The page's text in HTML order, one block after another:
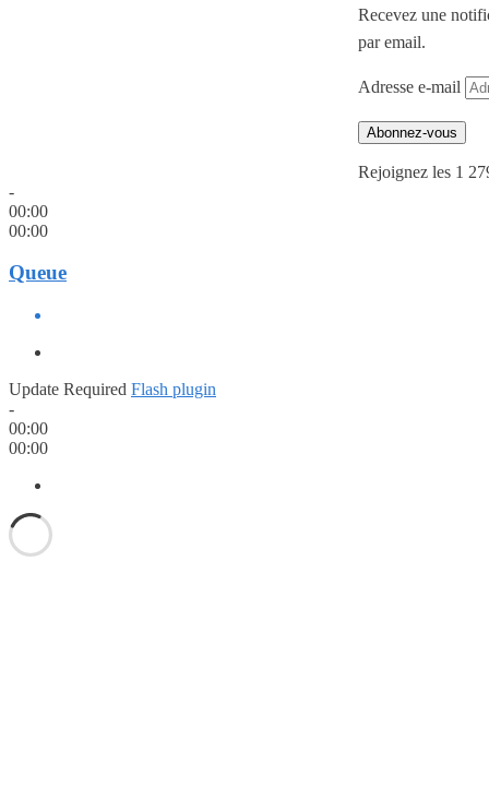
Recevez une
par email.
Adresse e-mail
Abonnez-vous
Rejoignez les 1
-
00:00
00:00
Queue
Update Required Flash plugin
-
00:00
00:00